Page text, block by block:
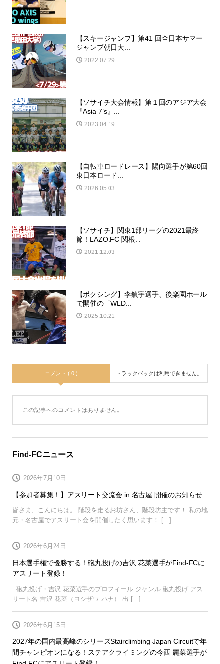
【スキージャンプ】第41 回全日本サマー
ジャンプ朝日大...
2022.07.29
【ソサイチ大会情報】第１回のアジア大会
『Asia 7’s』...
2023.04.19
【自転車ロードレース】陽向選手が第60回
東日本ロード...
2026.05.03
【ソサイチ】関東1部リーグの2021最終
節！LAZO.FC 関根...
2021.12.03
【ボクシング】李鎮宇選手、後楽園ホール
で開催の「WLD...
2025.10.21
コメント ( 0 ) トラックバックは利用できません。
この記事へのコメントはありません。
Find-FCニュース
【参加者募集！】アスリート交流会 in 名古屋 開催のお知らせ
2026年7月10日
皆さま、こんにちは。 階段を走るお坊さん、階段坊主です！ 私の地
元・名古屋でアスリート会を開催したく思います！ […]
日本選手権で優勝する！砲丸投げの吉沢 花菜選手がFind-FCに
アスリート登録！
2026年6月24日
砲丸投げ・吉沢 花菜選手のプロフィール ジャンル 砲丸投げ アス
リート名 吉沢 花菜（ヨシザワ ハナ） 出 […]
2027年の国内最高峰のシリーズStairclimbing Japan Circuitで年
間チャンピオンになる！ステアクライミングの今西 麗菜選手が
2026年6月15日